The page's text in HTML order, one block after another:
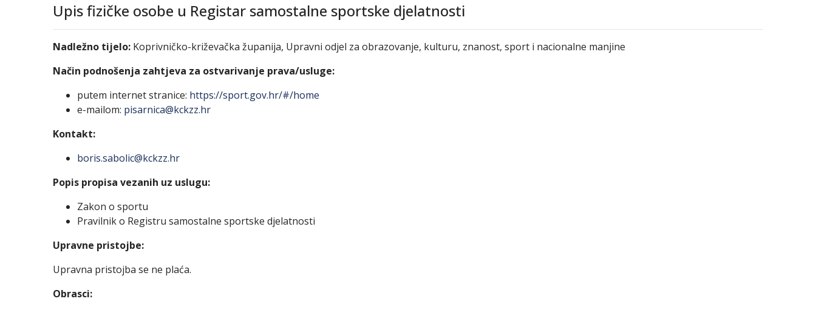
Upis fizičke osobe u Registar samostalne sportske djelatnosti
Nadležno tijelo: Koprivničko-križevačka županija, Upravni odjel za obrazovanje, kulturu, znanost, sport i nacionalne manjine
Način podnošenja zahtjeva za ostvarivanje prava/usluge:
putem internet stranice: https://sport.gov.hr/#/home
e-mailom: pisarnica@kckzz.hr
Kontakt:
boris.sabolic@kckzz.hr
Popis propisa vezanih uz uslugu:
Zakon o sportu
Pravilnik o Registru samostalne sportske djelatnosti
Upravne pristojbe:
Upravna pristojba se ne plaća.
Obrasci: